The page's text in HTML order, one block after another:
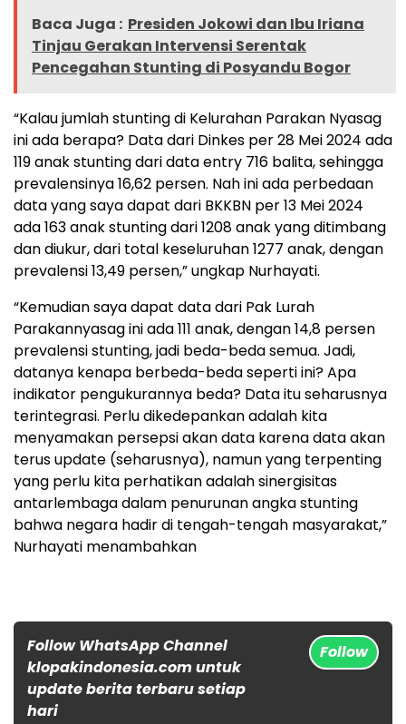
Baca Juga : Presiden Jokowi dan Ibu Iriana
Tinjau Gerakan Intervensi Serentak
Pencegahan Stunting di Posyandu Bogor
“Kalau jumlah stunting di Kelurahan Parakan Nyasag
ini ada berapa? Data dari Dinkes per 28 Mei 2024 ada
119 anak stunting dari data entry 716 balita, sehingga
prevalensinya 16,62 persen. Nah ini ada perbedaan
data yang saya dapat dari BKKBN per 13 Mei 2024
ada 163 anak stunting dari 1208 anak yang ditimbang
dan diukur, dari total keseluruhan 1277 anak, dengan
prevalensi 13,49 persen,” ungkap Nurhayati.
“Kemudian saya dapat data dari Pak Lurah
Parakannyasag ini ada 111 anak, dengan 14,8 persen
prevalensi stunting, jadi beda-beda semua. Jadi,
datanya kenapa berbeda-beda seperti ini? Apa
indikator pengukurannya beda? Data itu seharusnya
terintegrasi. Perlu dikedepankan adalah kita
menyamakan persepsi akan data karena data akan
terus update (seharusnya), namun yang terpenting
yang perlu kita perhatikan adalah sinergisitas
antarlembaga dalam penurunan angka stunting
bahwa negara hadir di tengah-tengah masyarakat,”
Nurhayati menambahkan
Follow WhatsApp Channel
klopakindonesia.com untuk
update berita terbaru setiap
hari
Follow